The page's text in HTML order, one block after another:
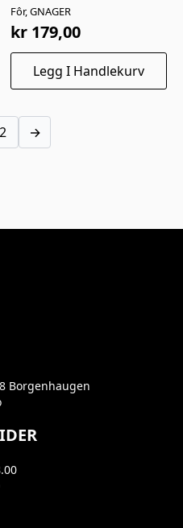
Fôr, GNAGER
kr 179,00
Legg I Handlekurv
2 →
Borgenhaugen